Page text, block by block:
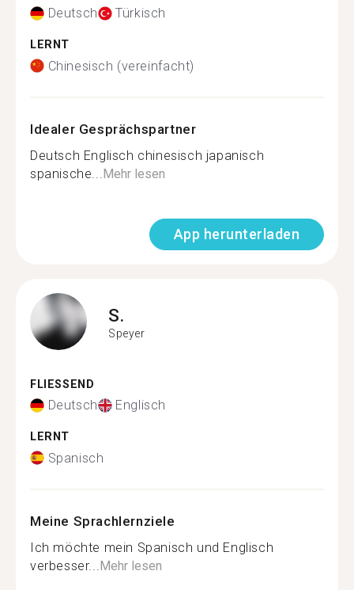
Deutsch Türkisch
LERNT
Chinesisch (vereinfacht)
Idealer Gesprächspartner
Deutsch Englisch chinesisch japanisch
spanische... Mehr lesen
App herunterladen
S.
Speyer
FLIESSEND
Deutsch Englisch
LERNT
Spanisch
Meine Sprachlernziele
Ich möchte mein Spanisch und Englisch
verbesser... Mehr lesen